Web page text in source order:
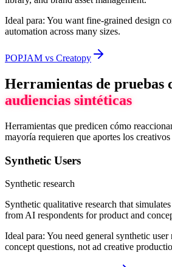
Ideal para: You want fine-grained design
automation across many sizes.
POPJAM vs Creatopy
Herramientas de pruebas
audiencias sintéticas
Herramientas que predicen cómo
mayoría requieren que aportes los
Synthetic Users
Synthetic research
Synthetic qualitative research that
from AI respondents for product and
Ideal para: You need general synthetic
concept questions, not ad creative